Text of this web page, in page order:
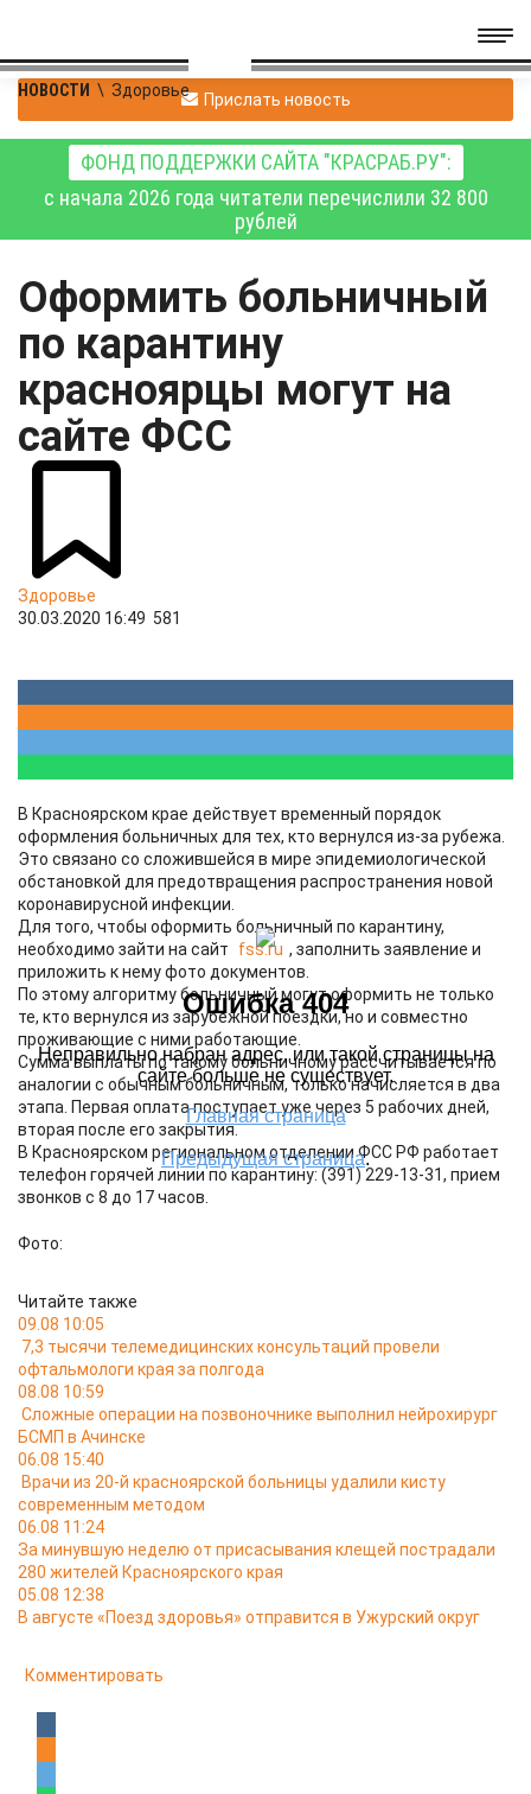
НОВОСТИ \ Здоровье Прислать новость
ФОНД ПОДДЕРЖКИ САЙТА "КРАСРАБ.РУ":
с начала 2026 года читатели перечислили 32 800
рублей
Оформить больничный
по карантину
красноярцы могут на
сайте ФСС
Здоровье
30.03.2020 16:49 581
В Красноярском крае действует временный порядок
оформления больничных для тех, кто вернулся из-за рубежа.
Это связано со сложившейся в мире эпидемиологической
обстановкой для предотвращения распространения новой
коронавирусной инфекции.
Для того, чтобы оформить больничный по карантину,
необходимо зайти на сайт
fss.ru , заполнить заявление и
приложить к нему фото документов.
По этому алгоритму больничный могут оформить не только
те, кто вернулся из зарубежной поездки, но и совместно
проживающие с ними работающие.
Сумма выплаты по такому больничному рассчитывается по
аналогии с обычным больничным, только начисляется в два
этапа. Первая оплата поступает уже через 5 рабочих дней,
вторая после его закрытия.
В Красноярском региональном отделении ФСС РФ работает
телефон горячей линии по карантину: (391) 229-13-31, прием
звонков с 8 до 17 часов.
Фото:
Читайте также
09.08 10:05
7,3 тысячи телемедицинских консультаций провели
офтальмологи края за полгода
08.08 10:59
Сложные операции на позвоночнике выполнил нейрохирург
БСМП в Ачинске
06.08 15:40
Врачи из 20-й красноярской больницы удалили кисту
современным методом
06.08 11:24
За минувшую неделю от присасывания клещей пострадали
280 жителей Красноярского края
05.08 12:38
В августе «Поезд здоровья» отправится в Ужурский округ
Комментировать